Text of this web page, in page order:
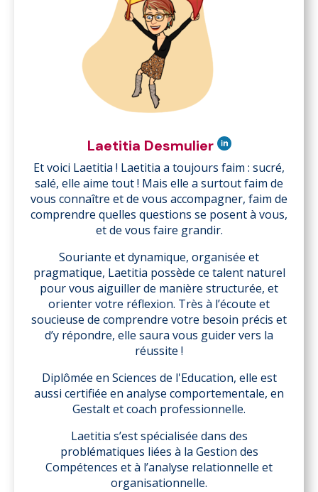
Laetitia Desmulier
Et voici Laetitia ! Laetitia a toujours faim : sucré,
salé, elle aime tout ! Mais elle a surtout faim de
vous connaître et de vous accompagner, faim de
comprendre quelles questions se posent à vous,
et de vous faire grandir.
Souriante et dynamique, organisée et
pragmatique, Laetitia possède ce talent naturel
pour vous aiguiller de manière structurée, et
orienter votre réflexion. Très à l’écoute et
soucieuse de comprendre votre besoin précis et
d’y répondre, elle saura vous guider vers la
réussite !
Diplômée en Sciences de l'Education, elle est
aussi certifiée en analyse comportementale, en
Gestalt et coach professionnelle.
Laetitia s’est spécialisée dans des
problématiques liées à la Gestion des
Compétences et à l’analyse relationnelle et
organisationnelle.